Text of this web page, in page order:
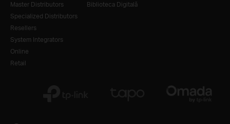
Master Distributors
Specialized Distributors
Resellers
System Integrators
Online
Retail
Biblioteca Digitală